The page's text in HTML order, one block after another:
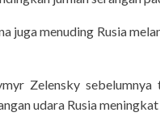
juga menuding Rusia
Zelensky
udara Rusia